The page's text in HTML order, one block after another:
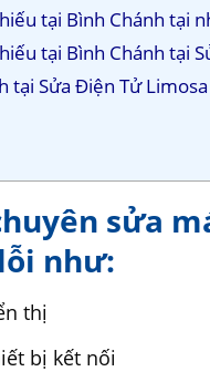
tại Bình Chánh tại
tại Bình Chánh tại
tại Sửa Điện Tử Limosa
sửa
như:
thị
bị kết nối